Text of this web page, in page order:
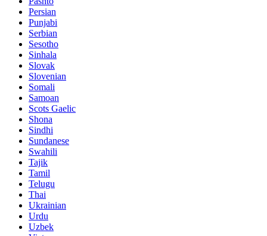
Persian
Punjabi
Serbian
Sesotho
Sinhala
Slovak
Slovenian
Somali
Samoan
Scots Gaelic
Shona
Sindhi
Sundanese
Swahili
Tajik
Tamil
Telugu
Thai
Ukrainian
Urdu
Uzbek